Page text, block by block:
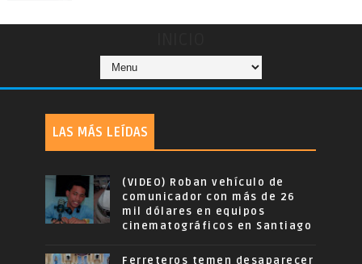
LAS MÁS LEÍDAS
(VIDEO) Roban vehículo de
comunicador con más de 26
mil dólares en equipos
cinematográficos en Santiago
Ferreteros temen desaparecer